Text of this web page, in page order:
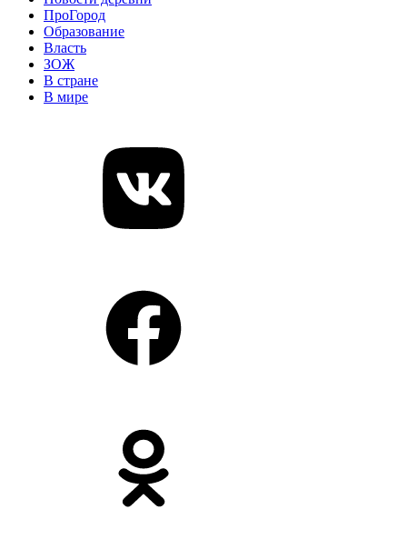
ПроГород
Образование
Власть
ЗОЖ
В стране
В мире